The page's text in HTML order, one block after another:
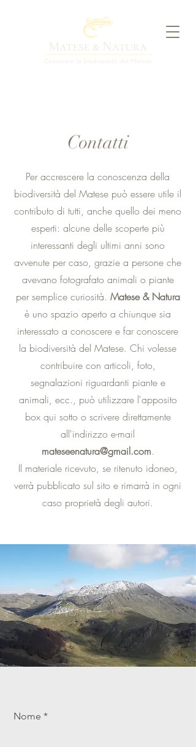
Contatti
Per accrescere la conoscenza della
biodiversità del Matese può essere utile il
contributo di tutti, anche quello dei meno
esperti: alcune delle scoperte più
interessanti degli ultimi anni sono
avvenute per caso, grazie a persone che
avevano fotografato animali o piante
per semplice curiosità. Matese & Natura
è uno spazio aperto a chiunque sia
interessato a conoscere e far conoscere
la biodiversità del Matese. Chi volesse
contribuire con articoli, foto,
segnalazioni riguardanti piante e
animali, ecc., può utilizzare l'apposito
box qui sotto o scrivere direttamente
all'indirizzo e-mail
mateseenatura@gmail.com.
Il materiale ricevuto, se ritenuto idoneo,
verrà pubblicato sul sito e rimarrà in ogni
caso proprietà degli autori.
Nome